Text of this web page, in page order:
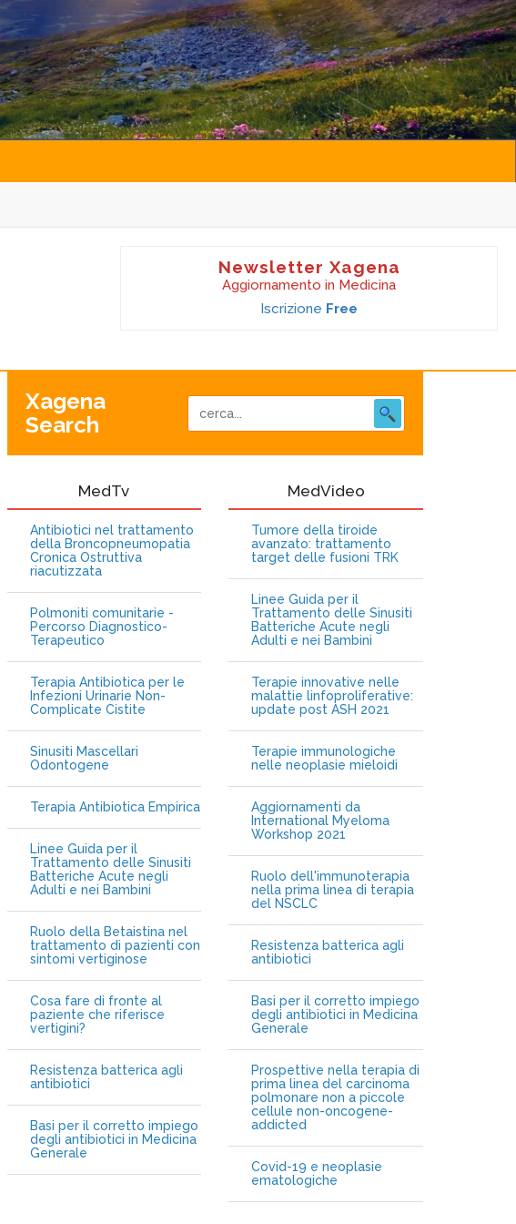
Newsletter Xagena
Aggiornamento in Medicina
Iscrizione Free
Xagena
Search
MedTv
Antibiotici nel trattamento
della Broncopneumopatia
Cronica Ostruttiva
riacutizzata
Polmoniti comunitarie -
Percorso Diagnostico-
Terapeutico
Terapia Antibiotica per le
Infezioni Urinarie Non-
Complicate Cistite
Sinusiti Mascellari
Odontogene
Terapia Antibiotica Empirica
Linee Guida per il
Trattamento delle Sinusiti
Batteriche Acute negli
Adulti e nei Bambini
Ruolo della Betaistina nel
trattamento di pazienti con
sintomi vertiginose
Cosa fare di fronte al
paziente che riferisce
vertigini?
Resistenza batterica agli
antibiotici
Basi per il corretto impiego
degli antibiotici in Medicina
Generale
MedVideo
Tumore della tiroide
avanzato: trattamento
target delle fusioni TRK
Linee Guida per il
Trattamento delle Sinusiti
Batteriche Acute negli
Adulti e nei Bambini
Terapie innovative nelle
malattie linfoproliferative:
update post ASH 2021
Terapie immunologiche
nelle neoplasie mieloidi
Aggiornamenti da
International Myeloma
Workshop 2021
Ruolo dell'immunoterapia
nella prima linea di terapia
del NSCLC
Resistenza batterica agli
antibiotici
Basi per il corretto impiego
degli antibiotici in Medicina
Generale
Prospettive nella terapia di
prima linea del carcinoma
polmonare non a piccole
cellule non-oncogene-
addicted
Covid-19 e neoplasie
ematologiche